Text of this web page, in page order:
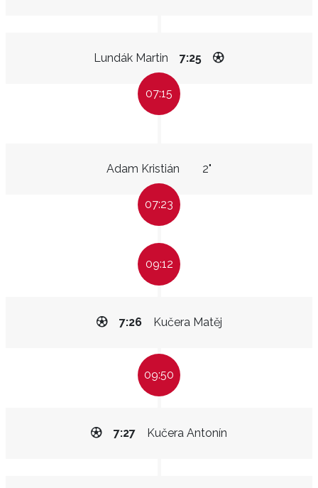
Lundák Martin 7:25
07:15
Adam Kristián 2"
07:23
09:12
Kučera Matěj
7:26
09:50
Kučera Antonín
7:27